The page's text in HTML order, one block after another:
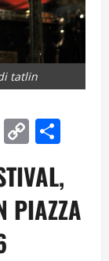
tatlin
Threads
Copy
Link
PIAZZA